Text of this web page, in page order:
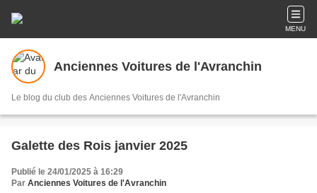
MENU
Anciennes Voitures de l'Avranchin
Le blog du club des Anciennes Voitures de l'Avranchin
Galette des Rois janvier 2025
Publié le 24/01/2025 à 16:29
Par Anciennes Voitures de l'Avranchin